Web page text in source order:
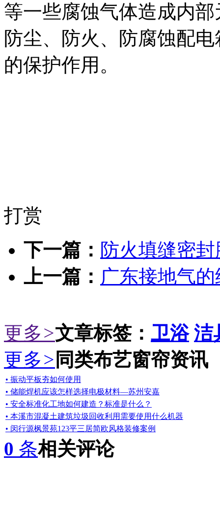
等一些腐蚀气体造成内
防尘、防火、防腐蚀配
的保护作用。
打赏
下一篇： 防火填缝密
上一篇： 广东接地气
更多>文章标签： 卫浴 洁
更多> 同类布艺窗帘资讯
• 振动平板夯如何使用
• 储能焊机应该怎样选择电极材料—苏州安嘉
• 安全标准化工地如何建造？标准是什么？
• 本溪市混凝土建筑垃圾回收利用需要使用什么机器
• 闵行源枫景苑123平三居简欧风格装修案例
0 条相关评论